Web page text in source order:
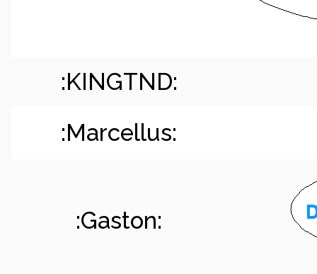
:KINGTND:
:Marcellus:
:Gaston: